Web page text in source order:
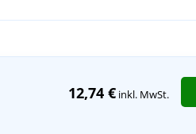
12,74 € inkl. MwSt.